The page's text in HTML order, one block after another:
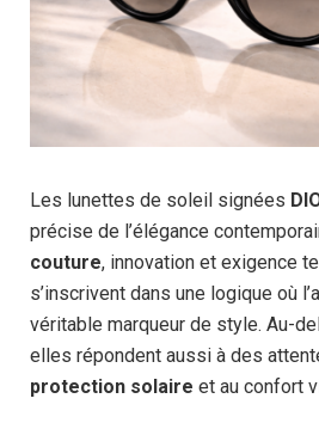
Les lunettes de soleil signées
précise de l’élégance
couture, innovation et exigence
s’inscrivent dans une logique où
véritable marqueur de style. Au-
elles répondent aussi à des
protection solaire et au confort